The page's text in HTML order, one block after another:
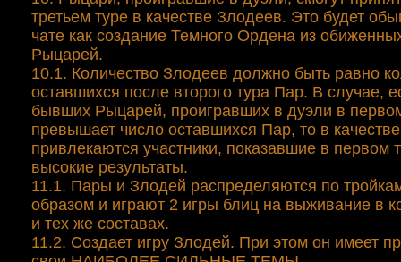
третьем туре в качестве Злодеев. Это будет
чате как создание Темного Ордена из
Рыцарей.
10.1. Количество Злодеев должно быть равно
оставшихся после второго тура Пар. В случае,
бывших Рыцарей, проигравших в дуэли в
превышает число оставшихся Пар, то в
привлекаются участники, показавшие в первом
высокие результаты.
11.1. Пары и Злодей распределяются по
образом и играют 2 игры блиц на выживание в
и тех же составах.
11.2. Создает игру Злодей. При этом он имеет